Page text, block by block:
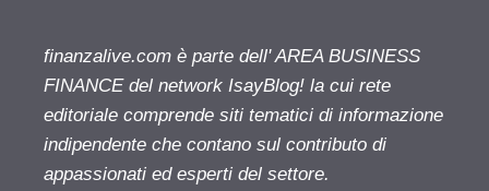
finanzalive.com è parte dell' AREA BUSINESS
FINANCE del network IsayBlog! la cui rete
editoriale comprende siti tematici di informazione
indipendente che contano sul contributo di
appassionati ed esperti del settore.